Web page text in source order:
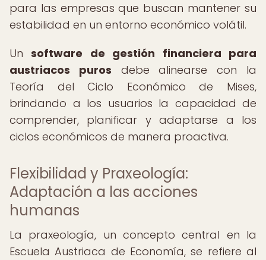
para las empresas que buscan mantener su
estabilidad en un entorno económico volátil.
Unsoftware de gestión financiera para
austriacos puros debe alinearse con la
Teoría del Ciclo Económico de Mises,
brindando a los usuarios la capacidad de
comprender, planificar y adaptarse a los
ciclos económicos de manera proactiva.
Flexibilidad y Praxeología:
Adaptación a las acciones
humanas
La praxeología, un concepto central en la
Escuela Austriaca de Economía, se refiere al